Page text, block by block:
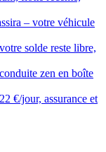
– votre véhicule
solde reste libre,
zen en boîte
€/jour, assurance et